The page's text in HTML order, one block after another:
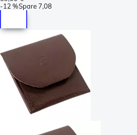
-12 %Spare7,08